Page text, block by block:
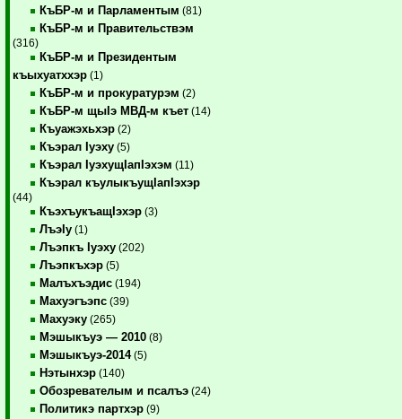
КъБР-м и Парламентым (81)
КъБР-м и Правительствэм
(316)
КъБР-м и Президентым
къыхуатххэр (1)
КъБР-м и прокуратурэм (2)
КъБР-м щыIэ МВД-м къет (14)
Къуажэхьхэр (2)
Къэрал Iуэху (5)
Къэрал IуэхущIапIэхэм (11)
Къэрал къулыкъущIапIэхэр
(44)
КъэхъукъащIэхэр (3)
ЛъэIу (1)
Лъэпкъ Iуэху (202)
Лъэпкъхэр (5)
Малъхъэдис (194)
Махуэгъэпс (39)
Махуэку (265)
Мэшыкъуэ — 2010 (8)
Мэшыкъуэ-2014(5)
Нэтынхэр (140)
Обозревателым и псалъэ (24)
Политикэ партхэр (9)